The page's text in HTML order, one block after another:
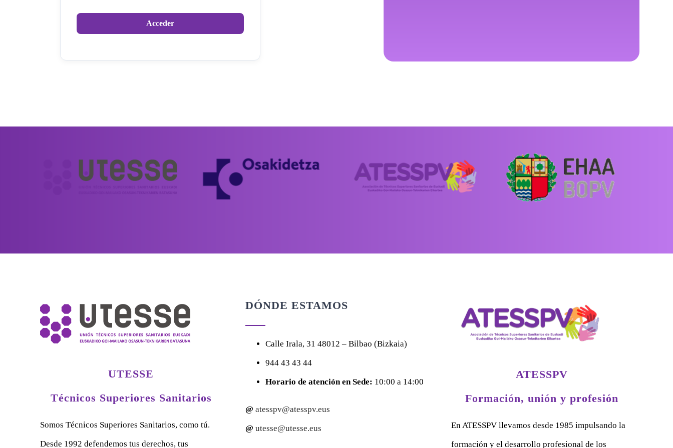
UTESSE
Técnicos Superiores Sanitarios
Somos Técnicos Superiores Sanitarios, como tú.
Desde 1992 defendemos tus derechos, tus
DÓNDE ESTAMOS
CalleIrala, 3148012 – Bilbao (Bizkaia)
944 43 43 44
Horario de atención en Sede: 10:00 a 14:00
@ atesspv@atesspv.eus
@ utesse@utesse.eus
ATESSPV
Formación, unión y profesión
En ATESSPV llevamos desde 1985 impulsando la
formación y el desarrollo profesional de los